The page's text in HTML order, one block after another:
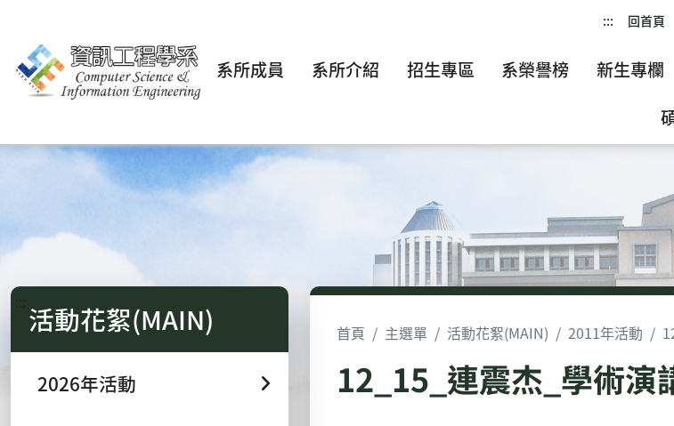
::: 回首頁
系所成員 系所介紹 招生專區 系榮譽榜 新生專欄
活動花絮(MAIN)
2026年活動
首頁 主選單 活動花絮(MAIN) 2011年活動
12_15_連震杰_學術演